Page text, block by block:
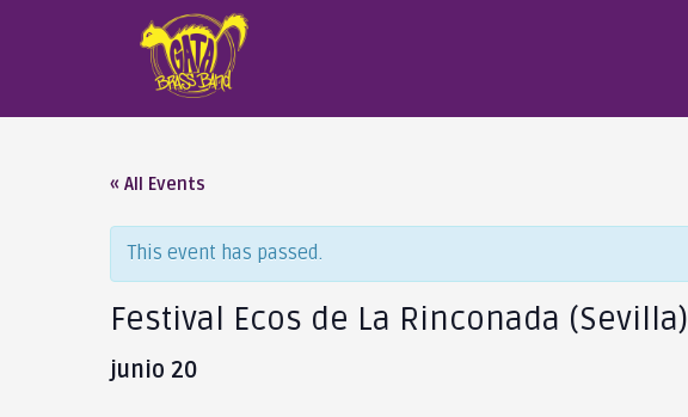
« All Events
This event has passed.
Festival Ecos de La Rinconada (Sevilla)
junio 20